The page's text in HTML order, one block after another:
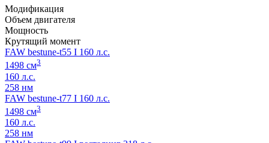
Модификация
Объем двигателя
Мощность
Крутящий момент
FAW bestune-t55 I 160 л.с.
1498 см3
160 л.с.
258 нм
FAW bestune-t77 I 160 л.с.
1498 см3
160 л.с.
258 нм